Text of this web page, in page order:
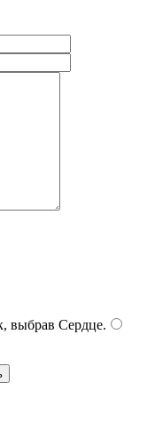
выбрав Сердце.